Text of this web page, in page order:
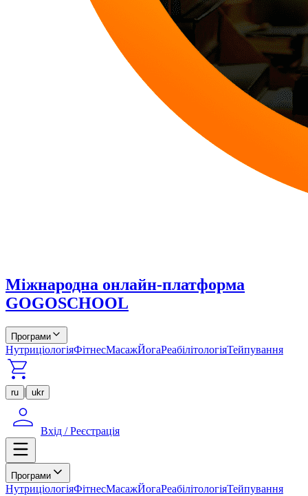
Міжнародна онлайн-платформа
GOGOSCHOOL
Програми
НутриціологіяФітнесМасажЙогаРеабілітологіяТейпування
ru | ukr
Вхід / Реєстрація
Програми
НутриціологіяФітнесМасажЙогаРеабілітологіяТейпування